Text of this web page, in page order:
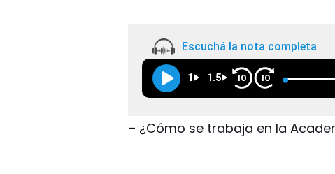
Escuchá la nota completa
1 1.5 10 10
– ¿Cómo se trabaja en la